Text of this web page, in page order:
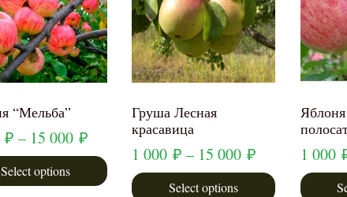
“Мельба”
₽ – 15 000 ₽
Select options
Груша Лесная
красавица
1 000₽ – 15 000₽
Select options
1 000